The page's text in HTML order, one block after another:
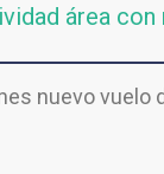
área con
nuevo vuelo